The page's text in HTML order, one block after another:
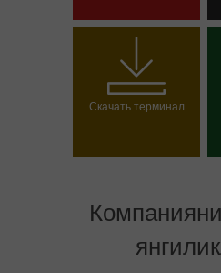
варағини очиш
Скачать терминал